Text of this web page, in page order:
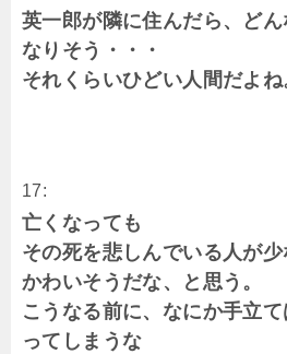
英一郎が隣に住んだら、ど
なりそう・・・
それくらいひどい人間だよね
17:
亡くなっても
その死を悲しんでいる人が
かわいそうだな、と思う。
こうなる前に、なにか手立
ってしまうな